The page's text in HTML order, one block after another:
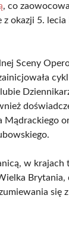
, co
okazji 5. lecia
Sceny
Mądrackiego
w krajach
Brytania,
się